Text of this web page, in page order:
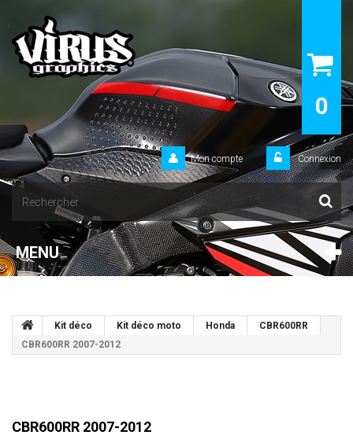
0
Connexion
Mon compte
MENU
Kit déco Kit déco moto Honda
CBR600RR
CBR600RR 2007-2012
CBR600RR 2007-2012